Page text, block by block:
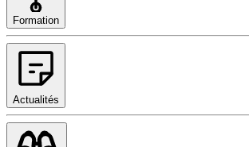
Formation
Actualités